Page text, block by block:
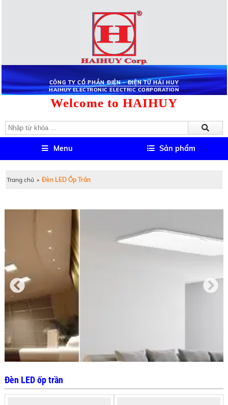
CÔNG TY CỔ PHẦN ĐIỆN - ĐIỆN TỬ HẢI HUY
HAIHUY ELECTRONIC ELECTRIC CORPORATION
Welcome to HAIHUY
Menu Sản phẩm
Trang chủ » Đèn LED Ốp Trần
Đèn LED ốp trần